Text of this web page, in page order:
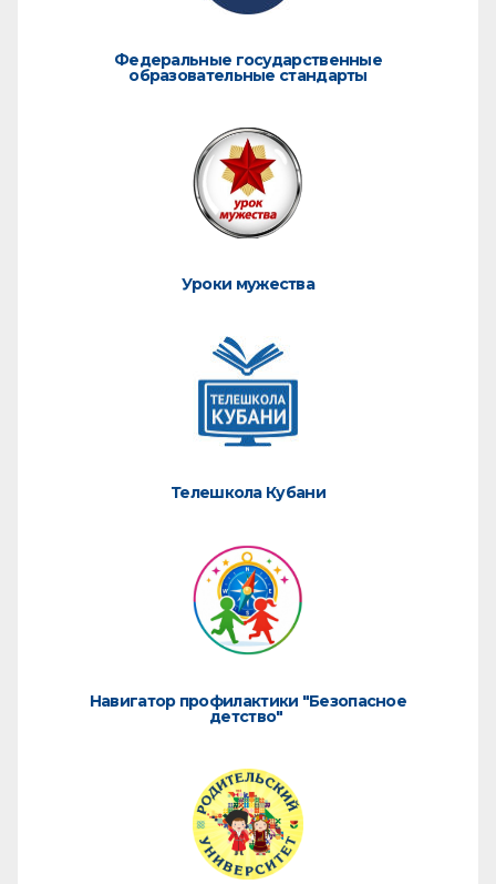
Федеральные государственные
образовательные стандарты
Уроки мужества
Телешкола Кубани
Навигатор профилактики "Безопасное
детство"